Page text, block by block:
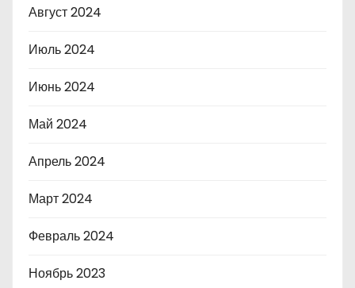
Август 2024
Июль 2024
Июнь 2024
Май 2024
Апрель 2024
Март 2024
Февраль 2024
Ноябрь 2023